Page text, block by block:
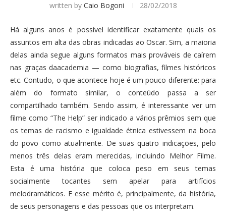
written by Caio Bogoni 28/02/2018
Há alguns anos é possível identificar exatamente quais os
assuntos em alta das obras indicadas ao Oscar. Sim, a maioria
delas ainda segue alguns formatos mais prováveis de caírem
nas graças daacademia — como biografias, filmes históricos
etc. Contudo, o que acontece hoje é um pouco diferente: para
além do formato similar, o conteúdo passa a ser
compartilhado também. Sendo assim, é interessante ver um
filme como “The Help” ser indicado a vários prêmios sem que
os temas de racismo e igualdade étnica estivessem na boca
do povo como atualmente. De suas quatro indicações, pelo
menos três delas eram merecidas, incluindo Melhor Filme.
Esta é uma história que coloca peso em seus temas
socialmente tocantes sem apelar para artifícios
melodramáticos. E esse mérito é, principalmente, da história,
de seus personagens e das pessoas que os interpretam.